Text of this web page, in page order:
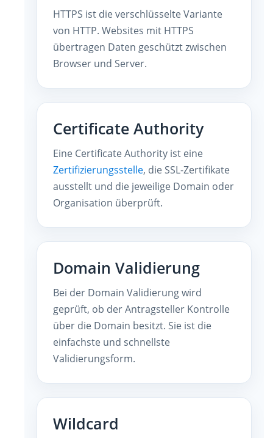
HTTPS ist die verschlüsselte Variante
von HTTP. Websites mit HTTPS
übertragen Daten geschützt zwischen
Browser und Server.
Certificate Authority
Eine Certificate Authority ist eine
Zertifizierungsstelle, die SSL-Zertifikate
ausstellt und die jeweilige Domain oder
Organisation überprüft.
Domain Validierung
Bei der Domain Validierung wird
geprüft, ob der Antragsteller Kontrolle
über die Domain besitzt. Sie ist die
einfachste und schnellste
Validierungsform.
Wildcard